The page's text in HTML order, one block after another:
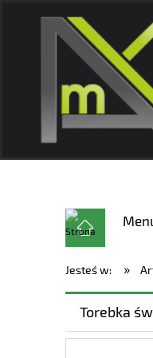
Jesteś w: »
Torebka